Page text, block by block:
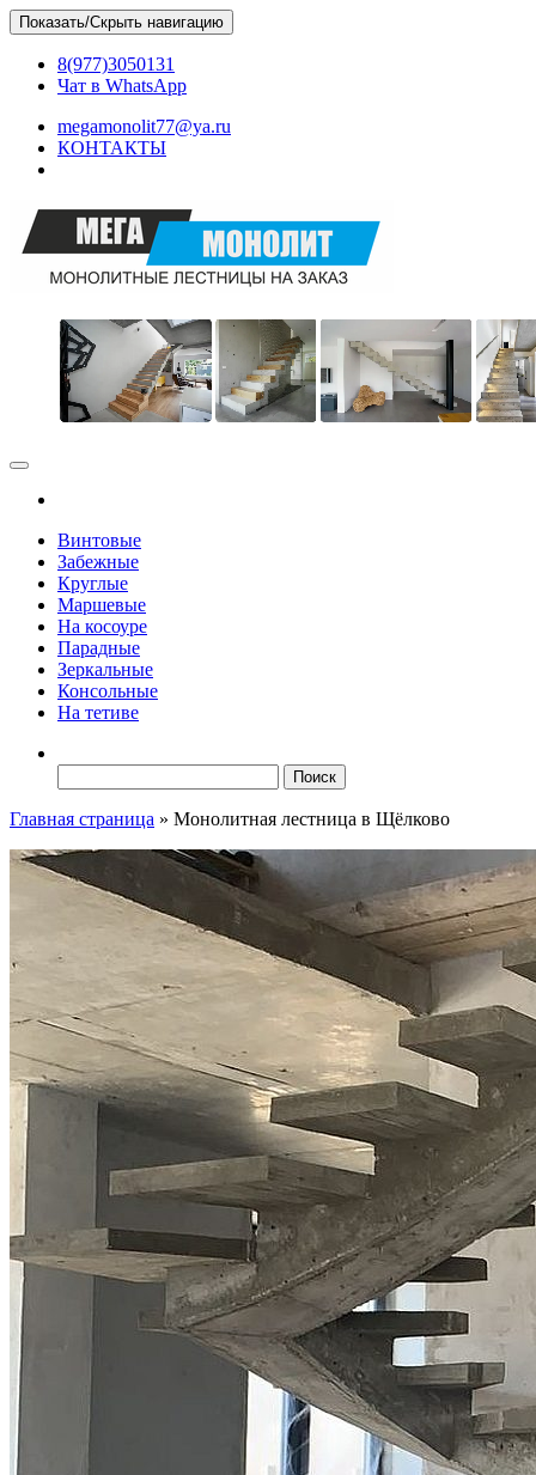
Skip
to
content
Показать/Скрыть навигацию
8(977)3050131
Чат в WhatsApp
megamonolit77@ya.ru
КОНТАКТЫ
МЕГАМОНОЛИТ
Бетонные монолитные лестницы в Москве и МО
Винтовые
Забежные
Круглые
Маршевые
На косоуре
Парадные
Зеркальные
Консольные
На тетиве
Главная страница » Монолитная лестница в Щёлково